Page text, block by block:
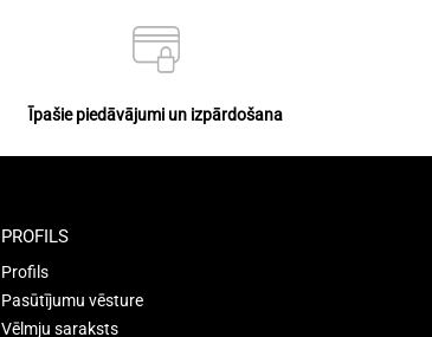
Īpašie piedāvājumi un izpārdošana
PROFILS
Profils
Pasūtījumu vēsture
Vēlmju saraksts